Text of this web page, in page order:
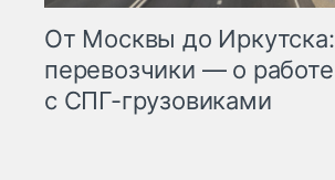
От Москвы до Иркутска:
перевозчики — о работе
с СПГ-грузовиками